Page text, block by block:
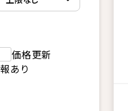
価格更新
あり